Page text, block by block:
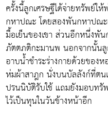
ครั้งนี้ลูกเศรษฐีได้จ่ายทรัพย์ใ
กหาปณะ โดยสองพันกหาปณะ
มื้อเย็นของเขา ส่วนอีกหนึ่งพั
ภัตตภติกะมานพ นอกจากนั้น
อาบน้ำชำระร่างกายด้วยของ
ห่มผ้าสาฎก นั่งบนบัลลังก์ที่ตน
ปรนนิบัติรับใช้ แถมยังมอบทรั
ไว้เป็นทุนในวันข้างหน้าอีก